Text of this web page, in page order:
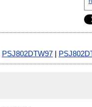
PSJ802DTW97